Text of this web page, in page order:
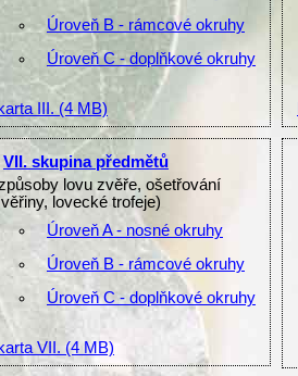
Úroveň B - rámcové okruhy
Úroveň C - doplňkové okruhy
III. (4 MB)
VII. skupina předmětů
lovu zvěře, ošetřování
lovecké trofeje)
Úroveň A - nosné okruhy
Úroveň B - rámcové okruhy
Úroveň C - doplňkové okruhy
VII. (4 MB)